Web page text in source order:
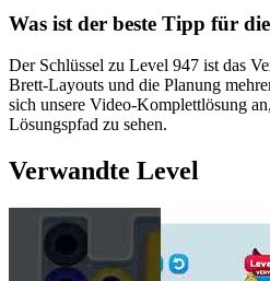
Was ist der beste Tipp für
Der Schlüssel zu Level 947 ist das
Brett-Layouts und die Planung
sich unsere Video-Komplettlösung
Lösungspfad zu sehen.
Verwandte Level